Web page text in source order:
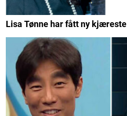
Lisa Tønne har fått ny kjæreste